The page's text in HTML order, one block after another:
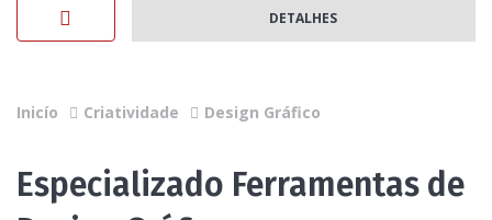
DETALHES
Inicío Criatividade Design Gráfico
Especializado Ferramentas de